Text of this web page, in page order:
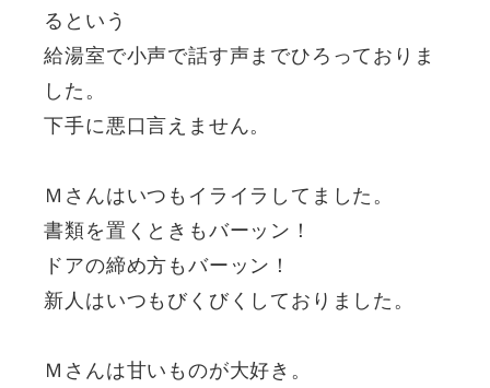
るという
給湯室で小声で話す声までひろっておりま
した。
下手に悪口言えません。
Ｍさんはいつもイライラしてました。
書類を置くときもバーッン！
ドアの締め方もバーッン！
新人はいつもびくびくしておりました。
Ｍさんは甘いものが大好き。